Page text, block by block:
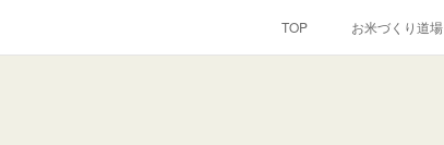
TOP お米づくり道場